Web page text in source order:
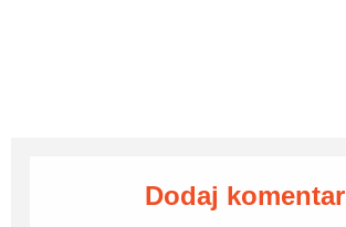
Dodaj komentar